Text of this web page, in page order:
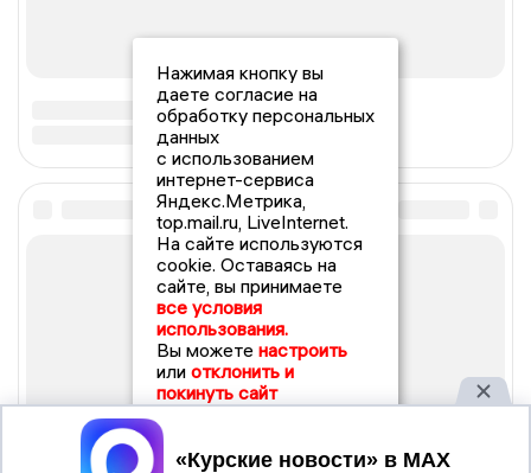
Нажимая кнопку вы
даете согласие на
обработку персональных
данных
с использованием
интернет-сервиса
Яндекс.Метрика,
top.mail.ru, LiveInternet.
На сайте используются
cookie. Оставаясь на
сайте, вы принимаете
все условия
использования.
Вы можете настроить
или отклонить и
покинуть сайт
Принять